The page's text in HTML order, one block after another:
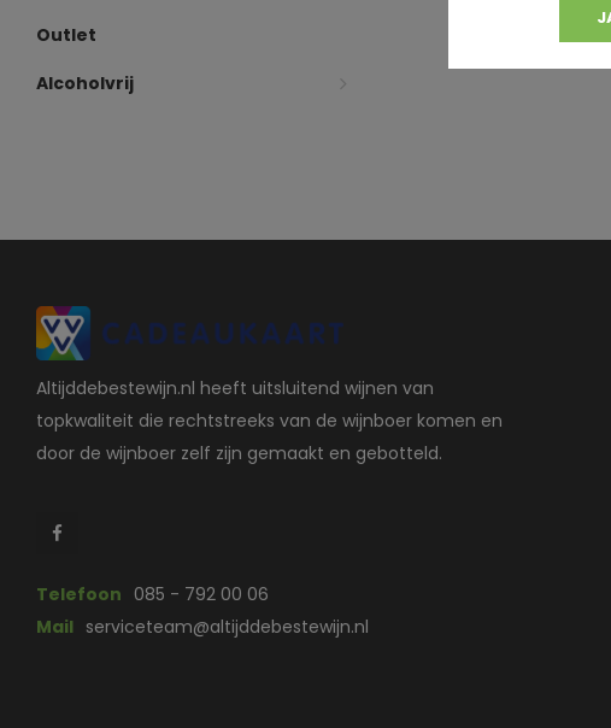
Outlet
Alcoholvrij
Altijddebestewijn.nl heeft uitsluitend wijnen van
topkwaliteit die rechtstreeks van de wijnboer komen en
door de wijnboer zelf zijn gemaakt en gebotteld.
Telefoon 085 - 792 00 06
Mail serviceteam@altijddebestewijn.nl